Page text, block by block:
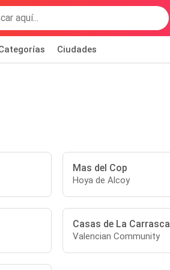
Ciudades
Mas del Cop
Hoya de Alcoy
Casas de La Carrasca
Valencian Community